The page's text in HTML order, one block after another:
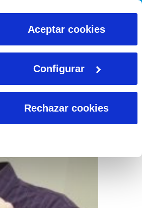
Aceptar cookies
Configurar
Rechazar cookies